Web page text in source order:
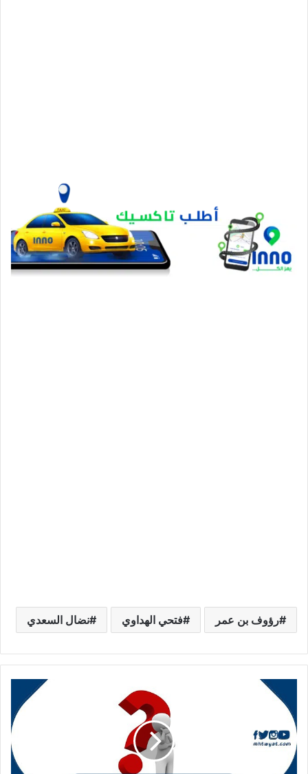
رؤوف بن عمر فتحي الهداوي نضال السعدي